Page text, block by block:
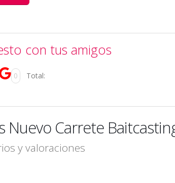
con tus amigos
0 Total:
Nuevo Carrete
y valoraciones